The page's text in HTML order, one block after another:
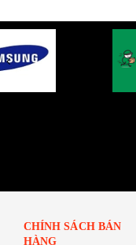
CHÍNH SÁCH BÁN
HÀNG